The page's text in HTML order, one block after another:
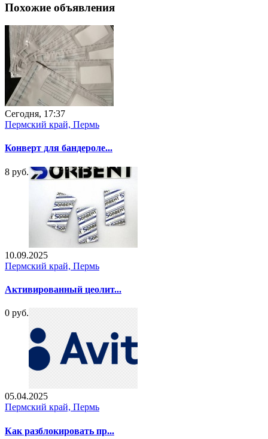
Похожие объявления
Сегодня, 17:37
Пермский край, Пермь
Конверт для бандероле...
8 руб.
10.09.2025
Пермский край, Пермь
Активированный цеолит...
0 руб.
05.04.2025
Пермский край, Пермь
Как разблокировать пр...